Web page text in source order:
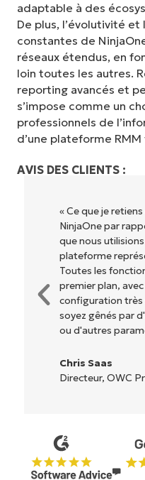
adaptable à des
De plus, l’évolutivité
constantes de
réseaux étendus, en
loin toutes les autres.
reporting avancés et
s’impose comme un
professionnels de
d’une plateforme
AVIS DES CLIENTS :
« NinjaOne est
d'utilisation grâce
des
Pas de
d'interface
options et tous
étiquetés, faciles
très facile de s'y